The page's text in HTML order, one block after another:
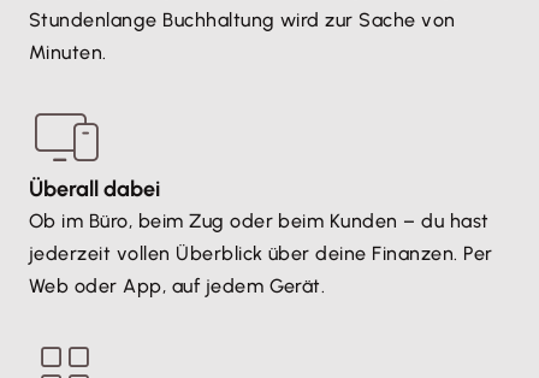
Stundenlange Buchhaltung wird zur Sache von
Minuten.
Überall dabei
Ob im Büro, beim Zug oder beim Kunden – du hast
jederzeit vollen Überblick über deine Finanzen. Per
Web oder App, auf jedem Gerät.